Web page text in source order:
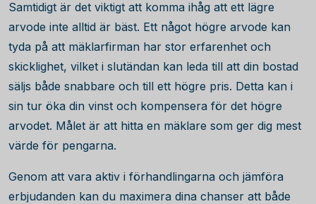
Samtidigt är det viktigt att komma ihåg att ett lägre
arvode inte alltid är bäst. Ett något högre arvode kan
tyda på att mäklarfirman har stor erfarenhet och
skicklighet, vilket i slutändan kan leda till att din bostad
säljs både snabbare och till ett högre pris. Detta kan i
sin tur öka din vinst och kompensera för det högre
arvodet. Målet är att hitta en mäklare som ger dig mest
värde för pengarna.
Genom att vara aktiv i förhandlingarna och jämföra
erbjudanden kan du maximera dina chanser att både